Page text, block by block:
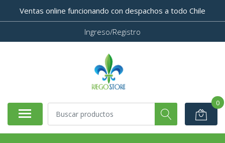
Ventas online funcionando con despachos a todo Chile
Ingreso/Registro
0